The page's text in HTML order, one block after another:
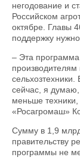
негодование и
Российском
октябре. Главы
поддержку
– Эта программа
сейчас, я
меньше
«Росагромаш»
Сумму в 1,9
правительству
программы не